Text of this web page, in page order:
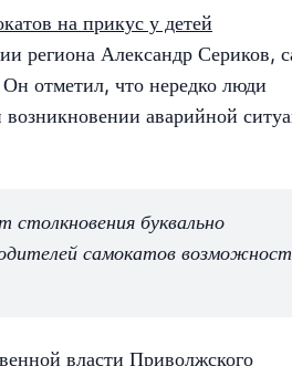
на прикус у детей
региона Александр Сериков,
отметил, что нередко люди
возникновении аварийной
буквально
самокатов
власти Приволжского